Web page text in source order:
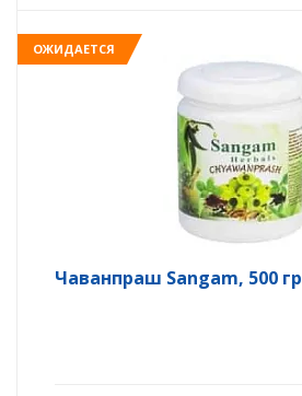
ОЖИДАЕТСЯ
Чаванпраш Sangam, 500 гр